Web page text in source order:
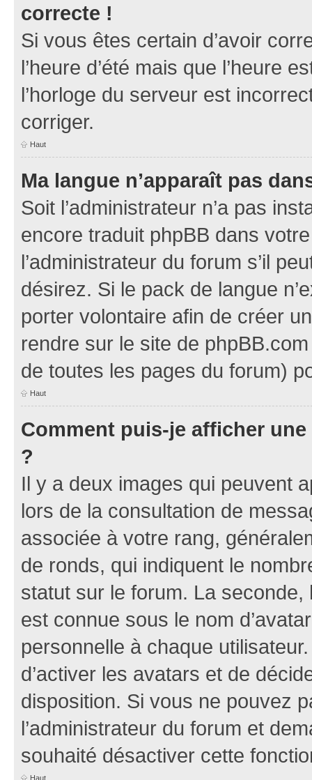
correcte !
Si vous êtes certain d’avoir
l’heure d’été mais que l’heure
l’horloge du serveur est
corriger.
Haut
Ma langue n’apparaît pas
Soit l’administrateur n’a pas
encore traduit phpBB dans
l’administrateur du forum s’il
désirez. Si le pack de langue
porter volontaire afin de créer
rendre sur le site de
de toutes les pages du forum)
Haut
Comment puis-je afficher
?
Il y a deux images qui peuvent
lors de la consultation de
associée à votre rang,
de ronds, qui indiquent le
statut sur le forum. La
est connue sous le nom
personnelle à chaque
d’activer les avatars et de
disposition. Si vous ne pouvez
l’administrateur du forum et
souhaité désactiver cette
Haut